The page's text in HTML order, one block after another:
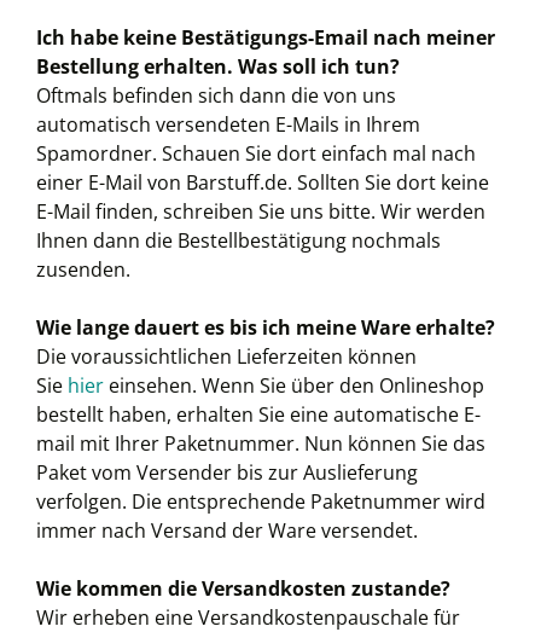
Ich habe keine Bestätigungs-Email nach meiner
Bestellung erhalten. Was soll ich tun?
Oftmals befinden sich dann die von uns
automatisch versendeten E-Mails in Ihrem
Spamordner. Schauen Sie dort einfach mal nach
einer E-Mail von Barstuff.de. Sollten Sie dort keine
E-Mail finden, schreiben Sie uns bitte. Wir werden
Ihnen dann die Bestellbestätigung nochmals
zusenden.
Wie lange dauert es bis ich meine Ware erhalte?
Die voraussichtlichen Lieferzeiten können
Sie hier einsehen. Wenn Sie über den Onlineshop
bestellt haben, erhalten Sie eine automatische E-
mail mit Ihrer Paketnummer. Nun können Sie das
Paket vom Versender bis zur Auslieferung
verfolgen. Die entsprechende Paketnummer wird
immer nach Versand der Ware versendet.
Wie kommen die Versandkosten zustande?
Wir erheben eine Versandkostenpauschale für